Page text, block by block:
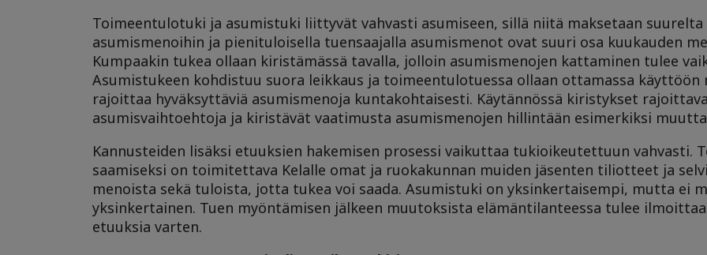
Toimeentulotuki ja asumistuki liittyvät vahvasti asumiseen, sillä niitä maksetaan suurelta
asumismenoihin ja pienituloisella tuensaajalla asumismenot ovat suuri osa kuukauden
Kumpaakin tukea ollaan kiristämässä tavalla, jolloin asumismenojen kattaminen tulee
Asumistukeen kohdistuu suora leikkaus ja toimeentulotuessa ollaan ottamassa käyttöön
rajoittaa hyväksyttäviä asumismenoja kuntakohtaisesti. Käytännössä kiristykset
asumisvaihtoehtoja ja kiristävät vaatimusta asumismenojen hillintään esimerkiksi
Kannusteiden lisäksi etuuksien hakemisen prosessi vaikuttaa tukioikeutettuun vahvasti.
saamiseksi on toimitettava Kelalle omat ja ruokakunnan muiden jäsenten tiliotteet ja
menoista sekä tuloista, jotta tukea voi saada. Asumistuki on yksinkertaisempi, mutta ei
yksinkertainen. Tuen myöntämisen jälkeen muutoksista elämäntilanteessa tulee
etuuksia varten.